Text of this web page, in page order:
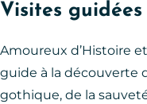
Visites
Amoureux d’Histoire
guide à la découverte
gothique, de la